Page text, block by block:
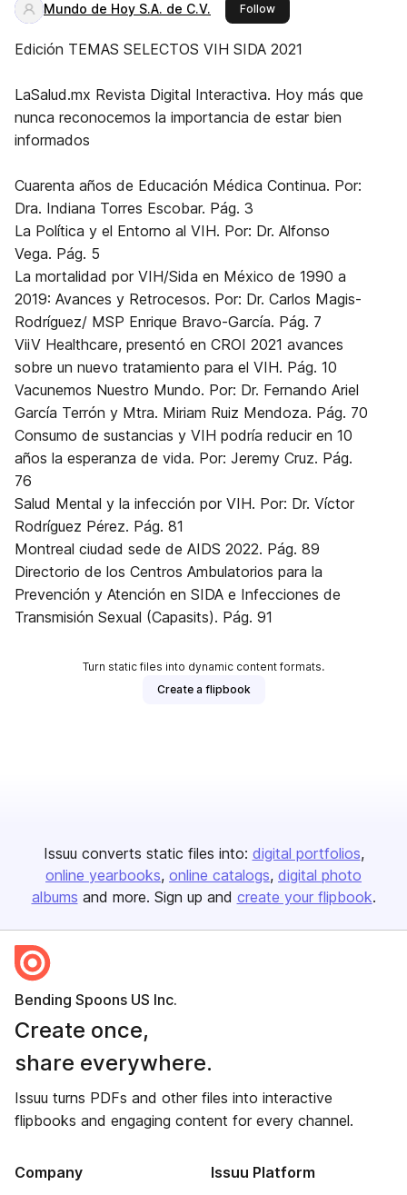
Mundo de Hoy S.A. de C.V. Followthis publisher
Edición TEMAS SELECTOS VIH SIDA 2021
LaSalud.mx Revista Digital Interactiva. Hoy más que
nunca reconocemos la importancia de estar bien
informados
Cuarenta años de Educación Médica Continua. Por:
Dra. Indiana Torres Escobar. Pág. 3
La Política y el Entorno al VIH. Por: Dr. Alfonso
Vega. Pág. 5
La mortalidad por VIH/Sida en México de 1990 a
2019: Avances y Retrocesos. Por: Dr. Carlos Magis-
Rodríguez/ MSP Enrique Bravo-García. Pág. 7
ViiV Healthcare, presentó en CROI 2021 avances
sobre un nuevo tratamiento para el VIH. Pág. 10
Vacunemos Nuestro Mundo. Por: Dr. Fernando Ariel
García Terrón y Mtra. Miriam Ruiz Mendoza. Pág. 70
Consumo de sustancias y VIH podría reducir en 10
años la esperanza de vida. Por: Jeremy Cruz. Pág.
76
Salud Mental y la infección por VIH. Por: Dr. Víctor
Rodríguez Pérez. Pág. 81
Montreal ciudad sede de AIDS 2022. Pág. 89
Directorio de los Centros Ambulatorios para la
Prevención y Atención en SIDA e Infecciones de
Transmisión Sexual (Capasits). Pág. 91
Turn static files into dynamic content formats.
Create a flipbook
Issuu converts static files into: digital portfolios
online yearbooks online catalogs digital photo
albums and more. Sign up and create your flipbook.
Bending Spoons US Inc.
Create once,
share everywhere.
Issuu turns PDFs and other files into interactive
flipbooks and engaging content for every channel.
Company Issuu Platform